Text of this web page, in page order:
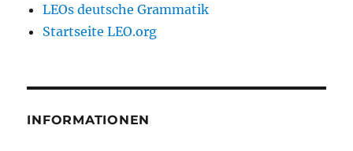
LEOs deutsche Grammatik
Startseite LEO.org
INFORMATIONEN